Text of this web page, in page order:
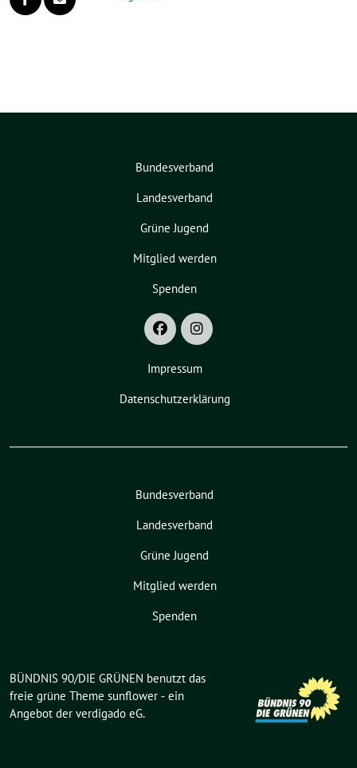
Bundesverband
Landesverband
Grüne Jugend
Mitglied werden
Spenden
Impressum
Datenschutzerklärung
Bundesverband
Landesverband
Grüne Jugend
Mitglied werden
Spenden
BÜNDNIS 90/DIE GRÜNEN benutzt das
freie grüne Theme sunflower ‐ ein
Angebot der verdigado eG.